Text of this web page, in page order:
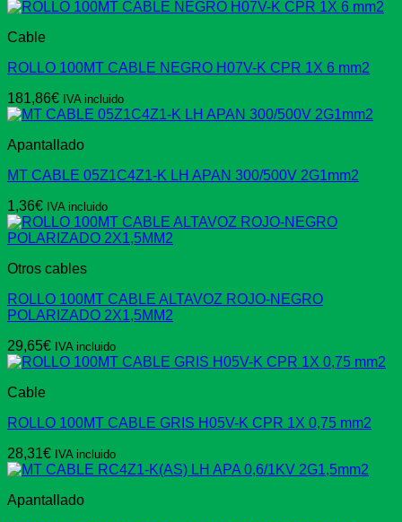
Cable
ROLLO 100MT CABLE NEGRO H07V-K CPR 1X 6 mm2
181,86€ IVA incluido
Apantallado
MT CABLE 05Z1C4Z1-K LH APAN 300/500V 2G1mm2
1,36€ IVA incluido
Otros cables
ROLLO 100MT CABLE ALTAVOZ ROJO-NEGRO
POLARIZADO 2X1,5MM2
29,65€ IVA incluido
Cable
ROLLO 100MT CABLE GRIS H05V-K CPR 1X 0,75 mm2
28,31€ IVA incluido
Apantallado